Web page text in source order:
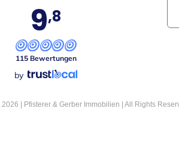
9,8
115 Bewertungen
by
| Pfisterer & Gerber Immobilien | All Rights